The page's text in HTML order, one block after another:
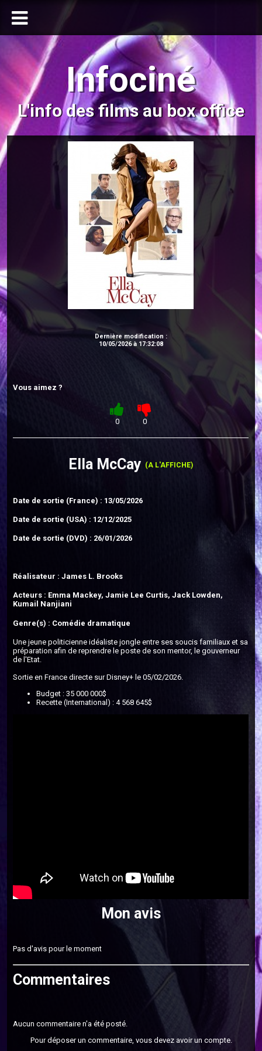
Infociné
L'info des films au box office
Dernière modification :
10/05/2026 à 17:32:08
Vous aimez ?
0 0
Ella McCay (A L'AFFICHE)
Date de sortie (France) : 13/05/2026
Date de sortie (USA) : 12/12/2025
Date de sortie (DVD) : 26/01/2026
Réalisateur : James L. Brooks
Acteurs : Emma Mackey, Jamie Lee Curtis, Jack Lowden,
Kumail Nanjiani
Genre(s) : Comédie dramatique
Une jeune politicienne idéaliste jongle entre ses soucis familiaux et sa
préparation afin de reprendre le poste de son mentor, le gouverneur
de l'Etat.
Sortie en France directe sur Disney+ le 05/02/2026.
Budget : 35 000 000$
Recette (International) : 4 568 645$
Mon avis
Pas d'avis pour le moment
Commentaires
Aucun commentaire n'a été posté.
Pour déposer un commentaire, vous devez avoir un compte.